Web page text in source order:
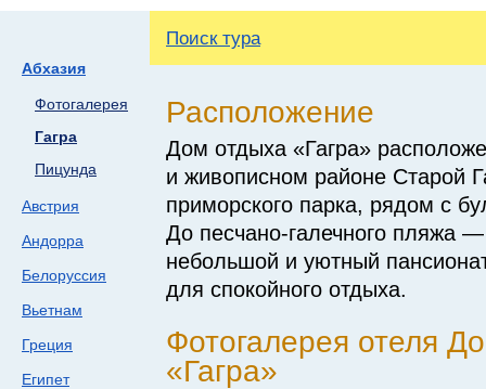
Абхазия
Фотогалерея
Гагра
Пицунда
Австрия
Андорра
Белоруссия
Вьетнам
Греция
Египет
Поиск тура
Расположение
Дом отдыха «Гагра»
и живописном районе Старой
приморского парка, рядом с
До песчано-галечного пляжа —
небольшой и уютный
для спокойного отдыха.
Фотогалерея отеля
«Гагра»